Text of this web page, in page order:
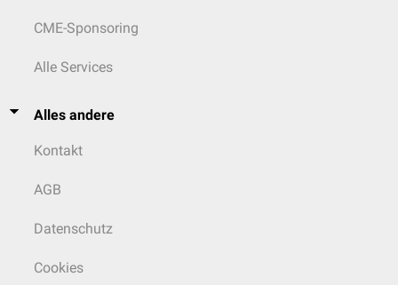
CME-Sponsoring
Alle Services
Alles andere
Kontakt
AGB
Datenschutz
Cookies